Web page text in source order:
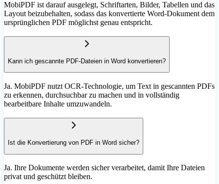
MobiPDF ist darauf ausgelegt, Schriftarten, Bilder, Tabellen und das
Layout beizubehalten, sodass das konvertierte Word-Dokument dem
ursprünglichen PDF möglichst genau entspricht.
Kann ich gescannte PDF-Dateien in Word konvertieren?
Ja. MobiPDF nutzt OCR-Technologie, um Text in gescannten PDFs
zu erkennen, durchsuchbar zu machen und in vollständig
bearbeitbare Inhalte umzuwandeln.
Ist die Konvertierung von PDF in Word sicher?
Ja. Ihre Dokumente werden sicher verarbeitet, damit Ihre Dateien
privat und geschützt bleiben.